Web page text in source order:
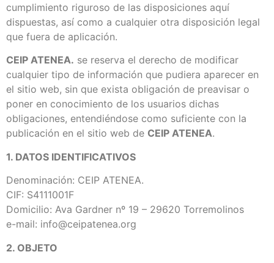
cumplimiento riguroso de las disposiciones aquí
dispuestas, así como a cualquier otra disposición legal
que fuera de aplicación.
CEIP ATENEA. se reserva el derecho de modificar
cualquier tipo de información que pudiera aparecer en
el sitio web, sin que exista obligación de preavisar o
poner en conocimiento de los usuarios dichas
obligaciones, entendiéndose como suficiente con la
publicación en el sitio web de CEIP ATENEA.
1. DATOS IDENTIFICATIVOS
Denominación: CEIP ATENEA.
CIF: S4111001F
Domicilio: Ava Gardner nº 19 – 29620 Torremolinos
e-mail: info@ceipatenea.org
2. OBJETO